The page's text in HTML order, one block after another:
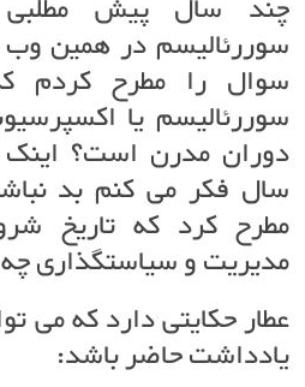
سوررئالیسم در همین
سوال را مطرح کردم
سوررئالیسم یا
دوران‌ مدرن است؟
سال فکر می کنم بد
مطرح کرد که تاریخ
مدیریت و سیاستگذاری
عطار حکایتی دارد که می
یادداشت حاضر باشد: